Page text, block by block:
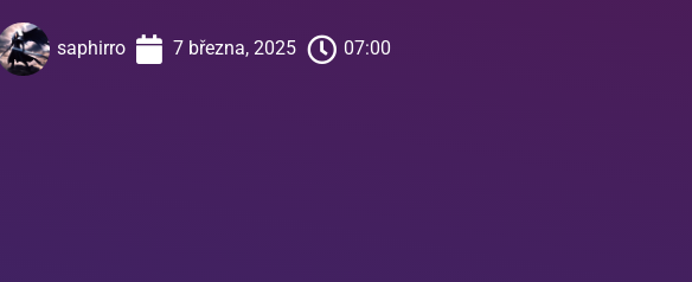
saphirro 7 března, 2025 07:00